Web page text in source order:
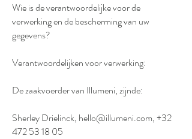
Wie is de verantwoordelijke voor de
verwerking en de bescherming van uw
gegevens?
Verantwoordelijken voor verwerking:
De zaakvoerder van Illumeni, zijnde:
Sherley Drielinck, hello@illumeni.com,+32
472 53 18 05